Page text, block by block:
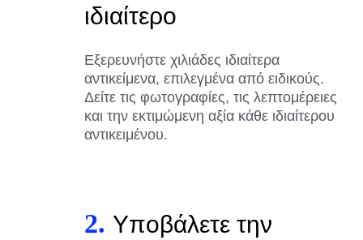
ιδιαίτερο
Εξερευνήστε χιλιάδες ιδιαίτερα
αντικείμενα, επιλεγμένα από ειδικούς.
Δείτε τις φωτογραφίες, τις λεπτομέρειες
και την εκτιμώμενη αξία κάθε ιδιαίτερου
αντικειμένου.
2. Υποβάλετε την